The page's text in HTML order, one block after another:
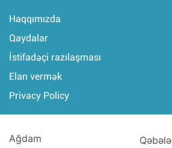
Haqqımızda
Qaydalar
İstifadəçi razılaşması
Elan vermək
Privacy Policy
Ağdam
Qəbələ